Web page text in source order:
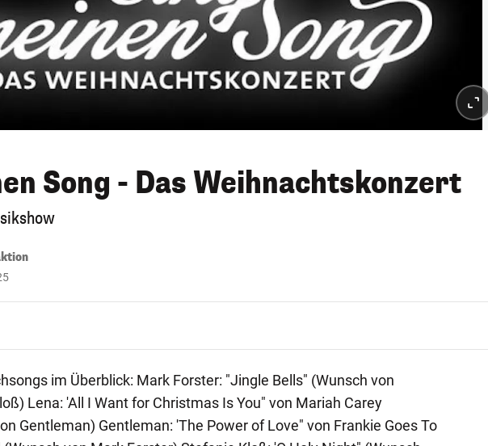
Song - Das Weihnachtskonzert
im Überblick: Mark Forster: "Jingle Bells" (Wunsch von
Lena: 'All I Want for Christmas Is You" von Mariah Carey
Gentleman) Gentleman: 'The Power of Love" von Frankie Goes To